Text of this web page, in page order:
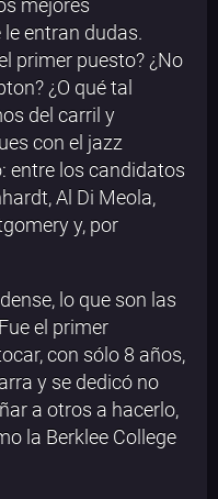
mejores
entran dudas.
primer puesto? ¿No
¿O qué tal
del carril y
con el jazz
entre los candidatos
Al Di Meola,
y, por
lo que son las
el primer
con sólo 8 años,
y se dedicó no
a otros a hacerlo,
la Berklee College